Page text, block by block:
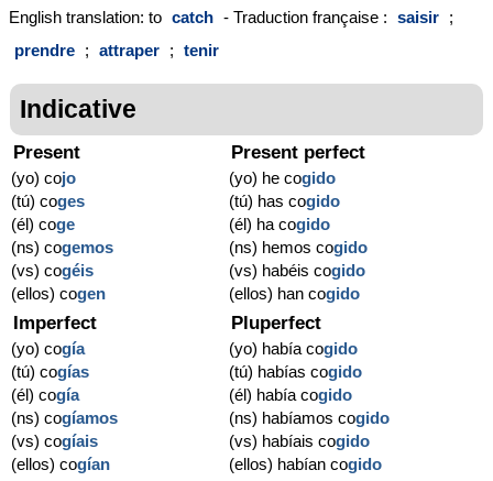
English translation: to catch - Traduction française : saisir ;
prendre ; attraper ; tenir
Indicative
Present
(yo) cojo
(tú) coges
(él) coge
(ns) cogemos
(vs) cogéis
(ellos) cogen
Present perfect
(yo) he cogido
(tú) has cogido
(él) ha cogido
(ns) hemos cogido
(vs) habéis cogido
(ellos) han cogido
Imperfect
(yo) cogía
(tú) cogías
(él) cogía
(ns) cogíamos
(vs) cogíais
(ellos) cogían
Pluperfect
(yo) había cogido
(tú) habías cogido
(él) había cogido
(ns) habíamos cogido
(vs) habíais cogido
(ellos) habían cogido